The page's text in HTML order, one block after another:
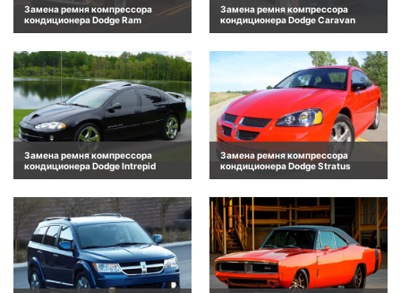
Замена ремня компрессора
кондиционера Dodge Ram
Замена ремня компрессора
кондиционера Dodge Caravan
Замена ремня компрессора
кондиционера Dodge Intrepid
Замена ремня компрессора
кондиционера Dodge Stratus